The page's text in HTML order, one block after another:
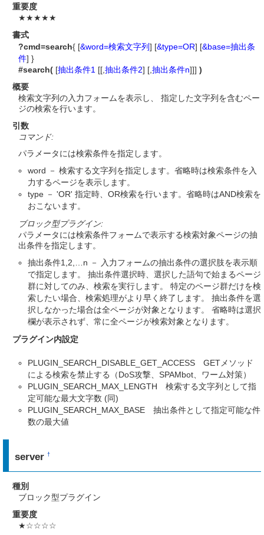
重要度
★★★★★
書式
?cmd=search{ [&word=検索文字列] [&type=OR] [&base=抽出条
件] }
#search( [抽出条件1 [[, 抽出条件2] [, 抽出条件n]]] )
概要
検索文字列の入力フォームを表示し、 指定した文字列を含むペー
ジの検索を行います。
引数
コマンド:
パラメータには検索条件を指定します。
word － 検索する文字列を指定します。省略時は検索条件を入
力するページを表示します。
type － 'OR' 指定時、OR検索を行います。省略時はAND検索を
おこないます。
ブロック型プラグイン:
パラメータには検索条件フォームで表示する検索対象ページの抽
出条件を指定します。
抽出条件1,2,…n － 入力フォームの抽出条件の選択肢を表示順
で指定します。 抽出条件選択時、選択した語句で始まるページ
群に対してのみ、検索を実行します。 特定のページ群だけを検
索したい場合、検索処理がより早く終了します。 抽出条件を選
択しなかった場合は全ページが対象となります。 省略時は選択
欄が表示されず、常に全ページが検索対象となります。
プラグイン内設定
PLUGIN_SEARCH_DISABLE_GET_ACCESS GETメソッド
による検索を禁止する（DoS攻撃、SPAMbot、ワーム対策）
PLUGIN_SEARCH_MAX_LENGTH 検索する文字列として指
定可能な最大文字数 (同)
PLUGIN_SEARCH_MAX_BASE 抽出条件として指定可能な件
数の最大値
server†
種別
ブロック型プラグイン
重要度
★☆☆☆☆